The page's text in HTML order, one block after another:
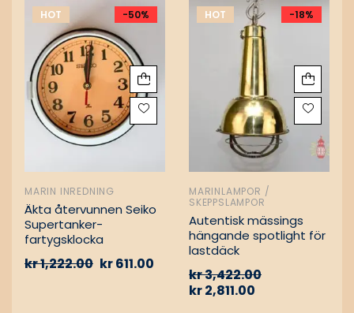
HOT -50%
MARIN INREDNING
Äkta återvunnen Seiko
Supertanker-
fartygsklocka
kr1,222.00 kr611.00
HOT -18%
MARINLAMPOR /
SKEPPSLAMPOR
Autentisk mässings
hängande spotlight för
lastdäck
kr3,422.00
kr2,811.00